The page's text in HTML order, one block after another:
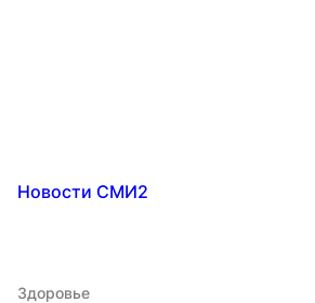
Новости СМИ2
Здоровье